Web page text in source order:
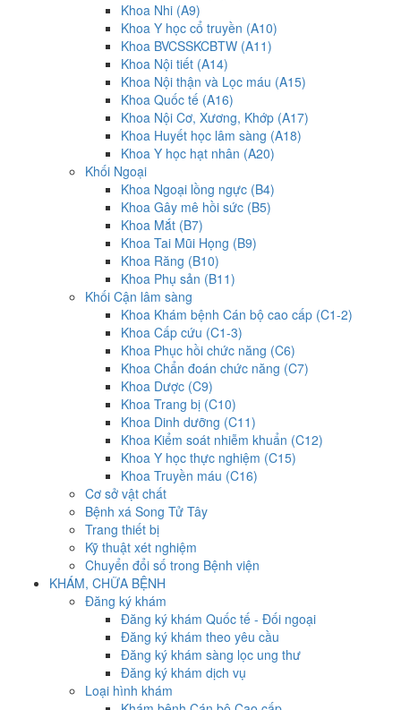
Khoa Nhi (A9)
Khoa Y học cổ truyền (A10)
Khoa BVCSSKCBTW (A11)
Khoa Nội tiết (A14)
Khoa Nội thận và Lọc máu (A15)
Khoa Quốc tế (A16)
Khoa Nội Cơ, Xương, Khớp (A17)
Khoa Huyết học lâm sàng (A18)
Khoa Y học hạt nhân (A20)
Khối Ngoại
Khoa Ngoại lồng ngực (B4)
Khoa Gây mê hồi sức (B5)
Khoa Mắt (B7)
Khoa Tai Mũi Họng (B9)
Khoa Răng (B10)
Khoa Phụ sản (B11)
Khối Cận lâm sàng
Khoa Khám bệnh Cán bộ cao cấp (C1-2)
Khoa Cấp cứu (C1-3)
Khoa Phục hồi chức năng (C6)
Khoa Chẩn đoán chức năng (C7)
Khoa Dược (C9)
Khoa Trang bị (C10)
Khoa Dinh dưỡng (C11)
Khoa Kiểm soát nhiễm khuẩn (C12)
Khoa Y học thực nghiệm (C15)
Khoa Truyền máu (C16)
Cơ sở vật chất
Bệnh xá Song Tử Tây
Trang thiết bị
Kỹ thuật xét nghiệm
Chuyển đổi số trong Bệnh viện
KHÁM, CHỮA BỆNH
Đăng ký khám
Đăng ký khám Quốc tế - Đối ngoại
Đăng ký khám theo yêu cầu
Đăng ký khám sàng lọc ung thư
Đăng ký khám dịch vụ
Loại hình khám